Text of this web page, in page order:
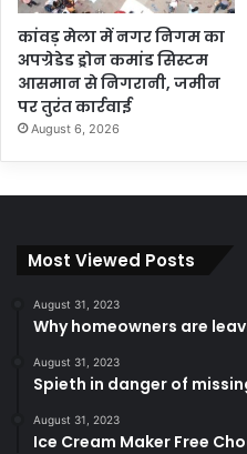
कांवड़ मेला में नगर निगम का
अपग्रेडेड ड्रोन कमांड सिस्टम
आसमान से निगरानी, जमीन
पर तुरंत कार्रवाई
August 6, 2026
Most Viewed Posts
August 31, 2023
Why homeowners are
August 31, 2023
Spieth in danger of
August 31, 2023
Ice Cream Maker Free